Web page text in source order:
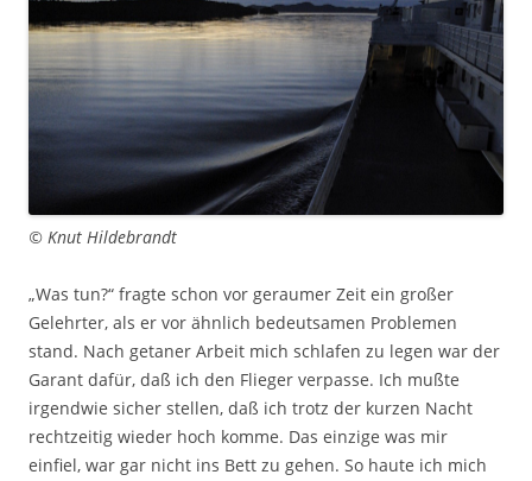
© Knut Hildebrandt
„Was tun?“ fragte schon vor geraumer Zeit ein großer
Gelehrter, als er vor ähnlich bedeutsamen Problemen
stand. Nach getaner Arbeit mich schlafen zu legen war der
Garant dafür, daß ich den Flieger verpasse. Ich mußte
irgendwie sicher stellen, daß ich trotz der kurzen Nacht
rechtzeitig wie­der hoch komme. Das einzige was mir
einfiel, war gar nicht ins Bett zu gehen. So haute ich mich